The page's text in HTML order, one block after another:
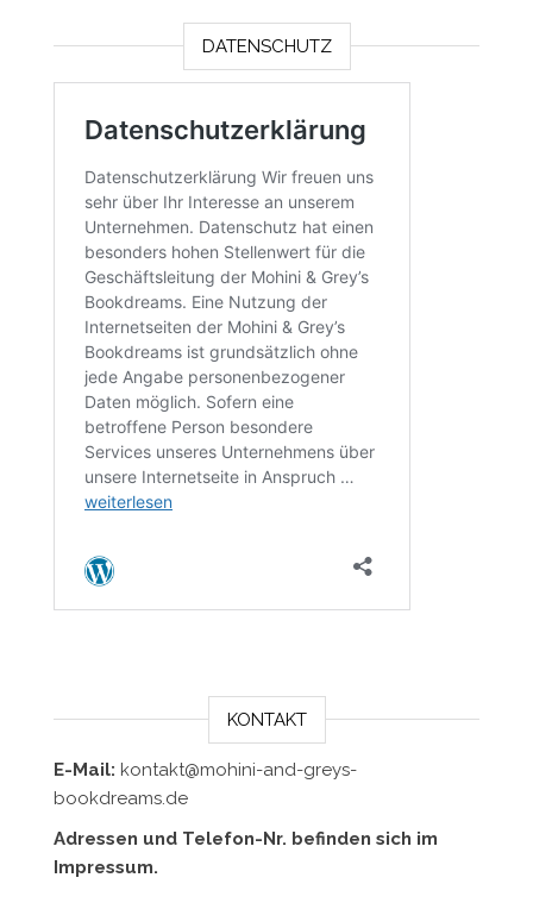
DATENSCHUTZ
KONTAKT
E-Mail: kontakt@mohini-and-greys-
bookdreams.de
Adressen und Telefon-Nr. befinden sich im
Impressum.